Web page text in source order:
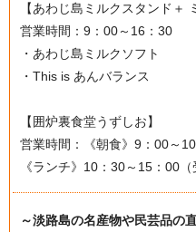
【あわじ島ミルクスタンド＋
営業時間：9：00～16：30
・あわじ島ミルクソフト
・This is あんバランス
【囲炉裏食堂うずしお】
営業時間：《朝食》9：00～
《ランチ》10：30～15：00（
～淡路島の名産物や民芸品の